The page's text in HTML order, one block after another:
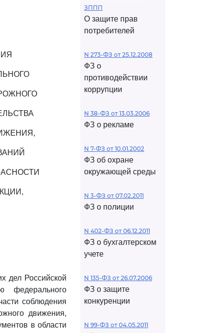
дел Российской
федерального
соблюдения
движения,
в области
ЗППП
О защите прав
потребителей
N 273-ФЗ от 25.12.2008
ФЗ о
противодействии
коррупции
N 38-ФЗ от 13.03.2006
ФЗ о рекламе
N 7-ФЗ от 10.01.2002
ФЗ об охране
окружающей среды
N 3-ФЗ от 07.02.2011
ФЗ о полиции
N 402-ФЗ от 06.12.2011
ФЗ о бухгалтерском
учете
N 135-ФЗ от 26.07.2006
ФЗ о защите
конкуренции
N 99-ФЗ от 04.05.2011